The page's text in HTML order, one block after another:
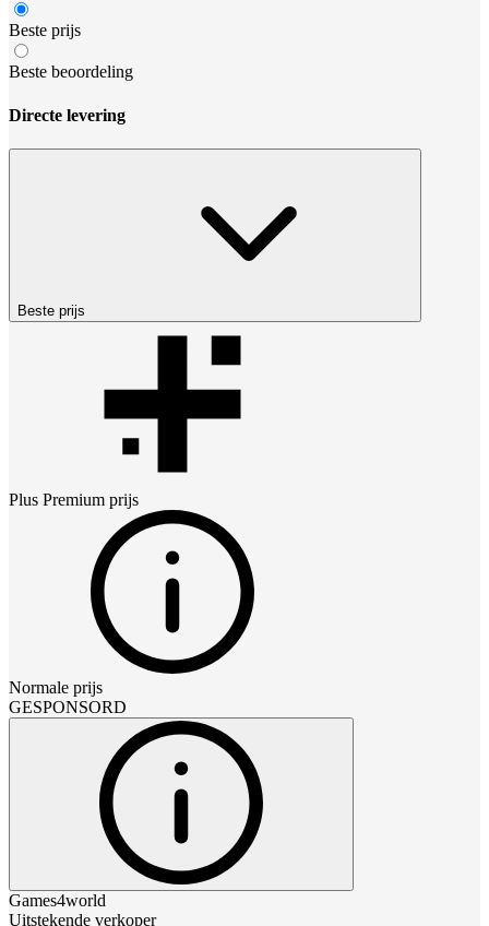
Beste prijs
Beste beoordeling
Directe levering
Beste prijs
Plus Premium prijs
Normale prijs
GESPONSORD
Games4world
Uitstekende verkoper